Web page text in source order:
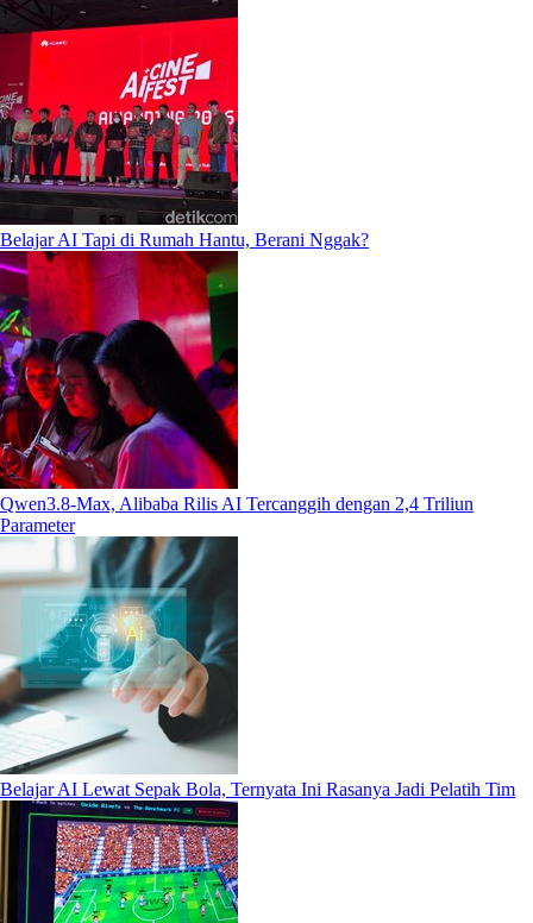
Belajar AI Tapi di Rumah Hantu, Berani Nggak?
Qwen3.8-Max, Alibaba Rilis AI Tercanggih dengan 2,4 Triliun
Parameter
Belajar AI Lewat Sepak Bola, Ternyata Ini Rasanya Jadi Pelatih Tim